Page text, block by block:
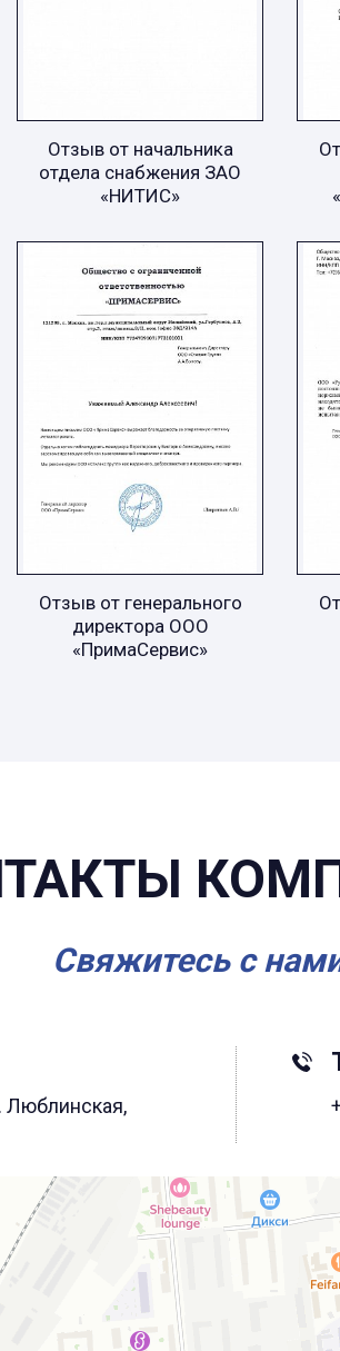
Отзыв от начальника
отдела снабжения ЗАО
«НИТИС»
Отзыв от генерального
директора ООО
«ПримаСервис»
Свяжитесь с
Люблинская,